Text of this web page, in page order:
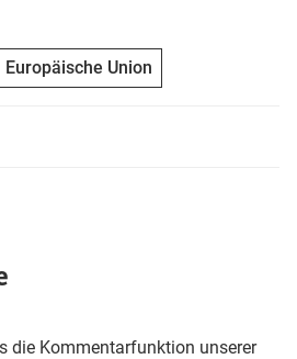
Europäische Union
die Kommentarfunktion unserer